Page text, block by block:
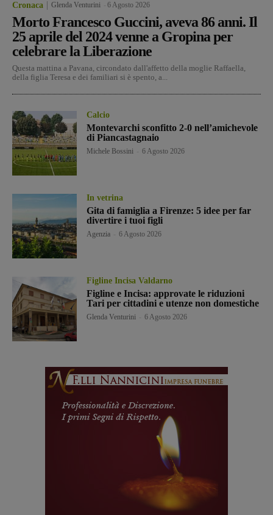
Cronaca Glenda Venturini 6 Agosto 2026
Morto Francesco Guccini, aveva 86 anni. Il
25 aprile del 2024 venne a Gropina per
celebrare la Liberazione
Questa mattina a Pavana, circondato dall'affetto della moglie Raffaella,
della figlia Teresa e dei familiari si è spento, a...
Calcio
Montevarchi sconfitto 2-0 nell’amichevole
di Piancastagnaio
Michele Bossini 6 Agosto 2026
In vetrina
Gita di famiglia a Firenze: 5 idee per far
divertire i tuoi figli
Agenzia 6 Agosto 2026
Figline Incisa Valdarno
Figline e Incisa: approvate le riduzioni
Tari per cittadini e utenze non domestiche
Glenda Venturini 6 Agosto 2026